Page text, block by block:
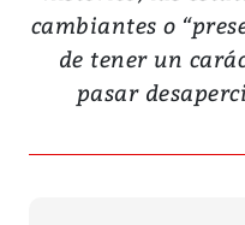
cambiantes o
de tener un
pasar